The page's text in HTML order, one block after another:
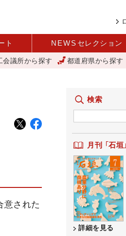
ト NEWS セレクション
「あったらいいね」を商品化 視点
会議所から探す 都道府県から探す
意された
検索
月刊 「石垣」
詳細を見る